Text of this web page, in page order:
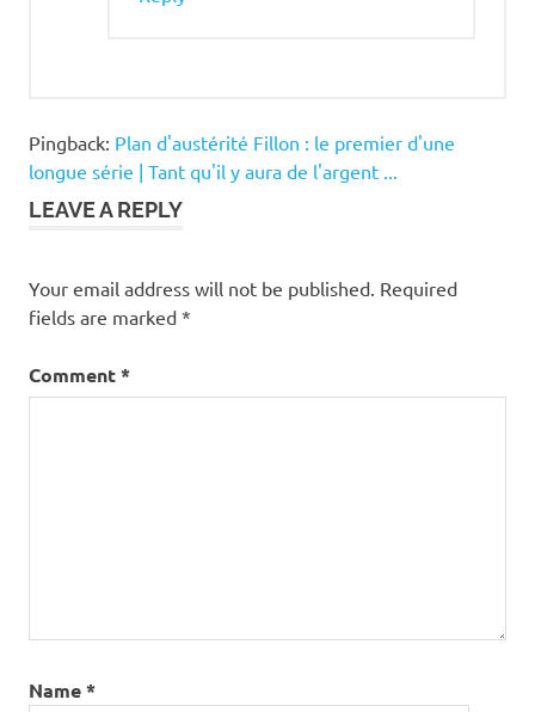
Pingback: Plan d'austérité Fillon : le premier d'une
longue série | Tant qu'il y aura de l'argent ...
LEAVE A REPLY
Your email address will not be published. Required
fields are marked *
Comment*
Name*